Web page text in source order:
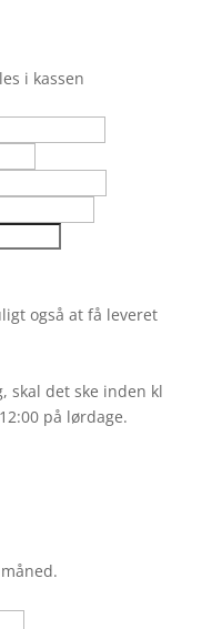
i kassen
også at få leveret
skal det ske inden kl
på lørdage.